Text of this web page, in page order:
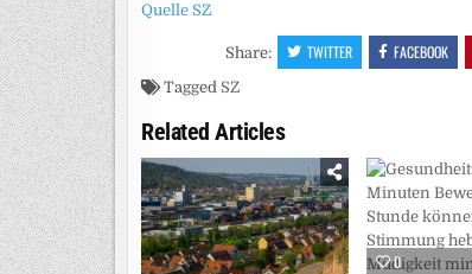
Quelle SZ
Share: TWITTER FACEBOOK
Tagged SZ
Related Articles
0